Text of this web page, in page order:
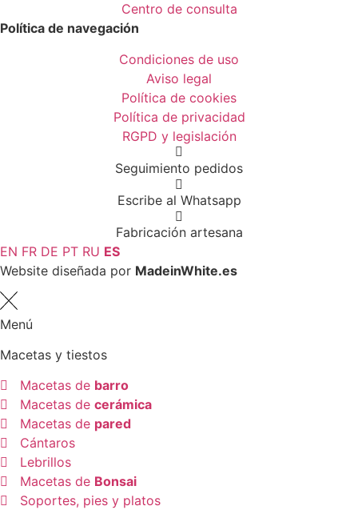
Centro de consulta
Política de navegación
Condiciones de uso
Aviso legal
Política de cookies
Política de privacidad
RGPD y legislación
Seguimiento pedidos
Escribe al Whatsapp
Fabricación artesana
EN FR DE PT RU ES
Website diseñada por MadeinWhite.es
Menú
Macetas y tiestos
Macetas de barro
Macetas de cerámica
Macetas de pared
Cántaros
Lebrillos
Macetas de Bonsai
Soportes, pies y platos